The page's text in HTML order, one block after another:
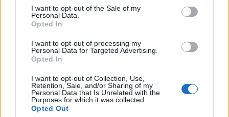
I want to opt-out of the Sale of my
Personal Data.
Opted In
I want to opt-out of processing my
Personal Data for Targeted Advertising.
Opted In
I want to opt-out of Collection, Use,
Retention, Sale, and/or Sharing of my
Personal Data that Is Unrelated with the
Purposes for which it was collected.
Opted Out
μυστικό έρχεται στην επιφάνεια –
χρησιμοποίησέ το με σύνεση, όχι
με εκδίκηση.
ΤΟΞΟΤΗΣ
Η περιπέτεια είναι μέσα σου,